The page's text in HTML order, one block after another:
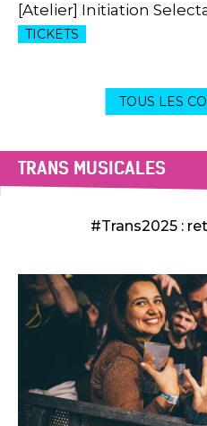
[Atelier] Initiation
TICKETS
TOUS LES
TRANS MUSICALES
#Trans2025 :